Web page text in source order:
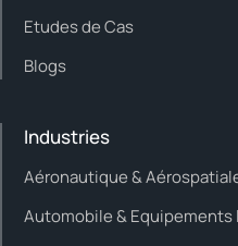
Etudes de Cas
Blogs
Industries
Aéronautique &
Automobile & Equipements